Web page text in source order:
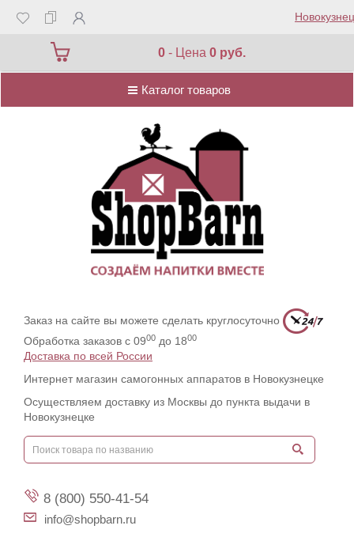
0 - Цена0 руб.
Каталог товаров
Каталог товаров
Заказ на сайте вы можете сделать круглосуточно
Обработка заказов с 0900 до 1800
Доставка по всей России
Интернет магазин самогонных аппаратов в Новокузнецке
Осуществляем доставку из Москвы до пункта выдачи в
Новокузнецке
8 (800) 550-41-54
info@shopbarn.ru